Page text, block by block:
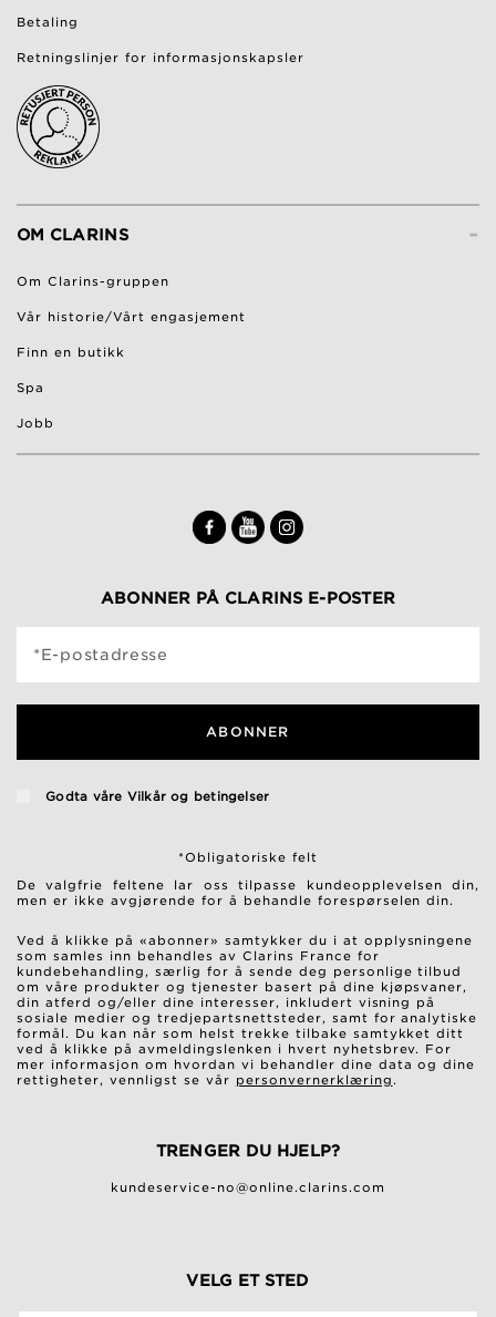
Betaling
Retningslinjer for informasjonskapsler
-
OM CLARINS
Om Clarins-gruppen
Vår historie/Vårt engasjement
Finn en butikk
Spa
Jobb
ABONNER PÅ CLARINS E-POSTER
*E-postadresse
ABONNER
Godta våre Vilkår og betingelser
*Obligatoriske felt
De valgfrie feltene lar oss tilpasse kundeopplevelsen din,
men er ikke avgjørende for å behandle forespørselen din.
Ved å klikke på «abonner» samtykker du i at opplysningene
som samles inn behandles av Clarins France for
kundebehandling, særlig for å sende deg personlige tilbud
om våre produkter og tjenester basert på dine kjøpsvaner,
din atferd og/eller dine interesser, inkludert visning på
sosiale medier og tredjepartsnettsteder, samt for analytiske
formål. Du kan når som helst trekke tilbake samtykket ditt
ved å klikke på avmeldingslenken i hvert nyhetsbrev. For
mer informasjon om hvordan vi behandler dine data og dine
rettigheter, vennligst se vår personvernerklæring .
TRENGER DU HJELP?
kundeservice-no@online.clarins.com
VELG ET STED